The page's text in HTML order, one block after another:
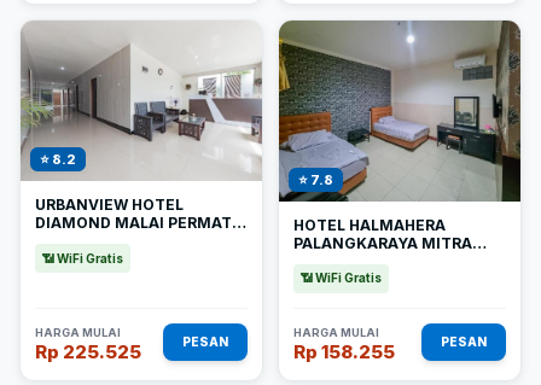
⭐ 8.2
URBANVIEW HOTEL
DIAMOND MALAI PERMATA
PALANGKARAYA BY
📶 WiFi Gratis
HARGA MULAI
Rp 225.525 PESAN
⭐ 7.8
HOTEL HALMAHERA
PALANGKARAYA MITRA
📶 WiFi Gratis
HARGA MULAI
Rp 158.255 PESAN